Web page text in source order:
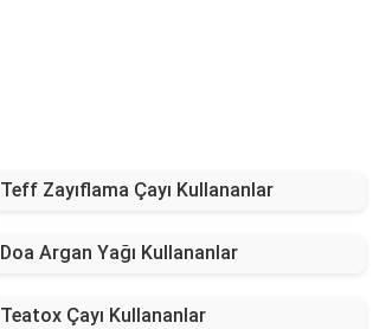
Teff Zayıflama Çayı Kullananlar
Doa Argan Yağı Kullananlar
Teatox Çayı Kullananlar